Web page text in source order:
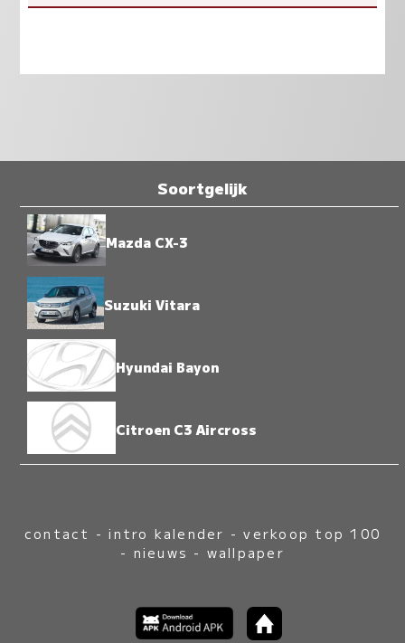
Soortgelijk
Mazda CX-3
Suzuki Vitara
Hyundai Bayon
Citroen C3 Aircross
contact -intro kalender -verkoop top 100
- nieuws - wallpaper